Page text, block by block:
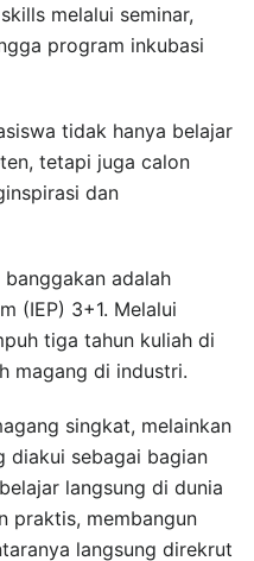
melalui seminar,
program inkubasi
tidak hanya belajar
tetapi juga calon
dan
adalah
(IEP) 3+1. Melalui
tiga tahun kuliah di
magang di industri.
singkat, melainkan
diakui sebagai bagian
langsung di dunia
praktis, membangun
langsung direkrut